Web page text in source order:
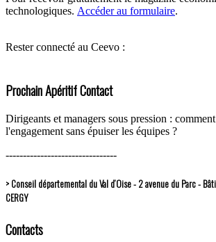
technologiques. Accéder au formulaire.
Rester connecté au Ceevo :
Prochain Apéritif Contact
Dirigeants et managers sous pression :
l'engagement sans épuiser les équipes ?
--------------------------------
> Conseil départemental du Val d’Oise - 2 avenue du Parc -
CERGY
Contacts